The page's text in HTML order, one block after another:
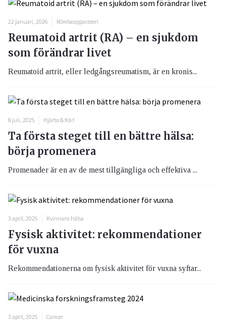
22 januari, 2026 Rörelseapparaten
Reumatoid artrit (RA) – en sjukdom
som förändrar livet
Reumatoid artrit, eller ledgångsreumatism, är en kronis...
8 juli, 2025 Hjärta & Kärl
Ta första steget till en bättre hälsa:
börja promenera
Promenader är en av de mest tillgängliga och effektiva ...
3 april, 2025 Kvinnans hälsa
Fysisk aktivitet: rekommendationer
för vuxna
Rekommendationerna om fysisk aktivitet för vuxna syftar...
3 april, 2025 Cancer